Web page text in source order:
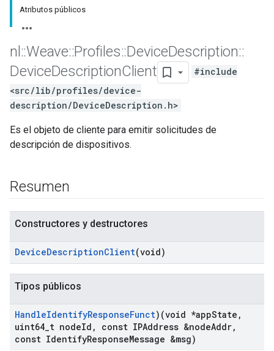
Atributos públicos
nl ::Weave::Profiles::DeviceDescription::
DeviceDescriptionClient
#include
<src/lib/profiles/device-
description/DeviceDescription.h>
Es el objeto de cliente para emitir solicitudes de
descripción de dispositivos.
Resumen
Constructores y destructores
DeviceDescriptionClient(void)
Tipos públicos
HandleIdentifyResponseFunct)(void *appState ,
uint64 t nodeId , const IPAddress &nodeAddr,
const IdentifyResponseMessage &msg)